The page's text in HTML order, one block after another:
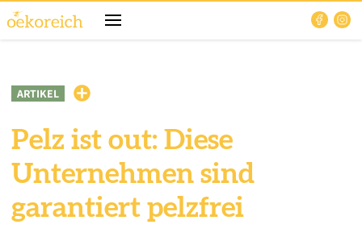
ARTIKEL
Pelz ist out: Diese
Unternehmen sind
garantiert pelzfrei